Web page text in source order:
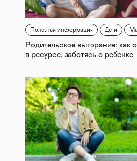
Полезная информация Дети
Родительское выгорание: как
в ресурсе, заботясь о ребенке